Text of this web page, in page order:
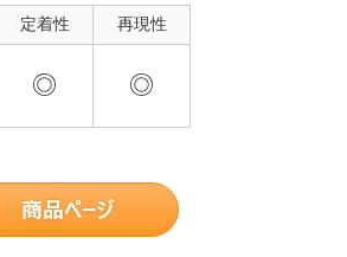
定着性 再現性
◎ ◎